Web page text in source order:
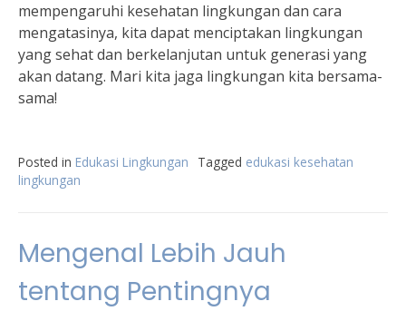
mempengaruhi kesehatan lingkungan dan cara
mengatasinya, kita dapat menciptakan lingkungan
yang sehat dan berkelanjutan untuk generasi yang
akan datang. Mari kita jaga lingkungan kita bersama-
sama!
Posted in Edukasi Lingkungan Tagged edukasi kesehatan
lingkungan
Mengenal Lebih Jauh
tentang Pentingnya